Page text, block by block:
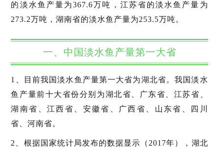
的淡水鱼产量为367.6万吨，江苏省的淡水鱼产量为
273.2万吨，湖南省的淡水鱼产量为253.5万吨。
一、中国淡水鱼产量第一大省
1、目前我国淡水鱼产量第一大省为湖北省。我国淡水
鱼产量前十大省份分别为湖北省、广东省、江苏省、
湖南省、江西省、安徽省、广西省、山东省、四川
省、河南省。
2、根据国家统计局发布的数据显示（2017年），湖北